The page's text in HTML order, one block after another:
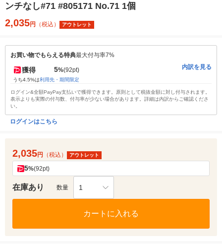
ンチなし#71 #805171 No.71 1個
2,035円 （税込） アウトレット
お買い物でもらえる特典最大付与率7%
獲得 5%(92pt)
うち4.5%は利用先・期間限定
内訳を見る
ログイン&全額PayPay支払いで獲得できます。原則として税抜金額に対し付与されます。
表示よりも実際の付与数、付与率が少ない場合があります。詳細は内訳からご確認くださ
い。
ログインはこちら
2,035円 （税込） アウトレット
5%(92pt)
在庫あり 数量 1
カートに入れる